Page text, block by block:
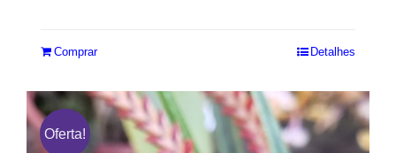
Comprar Detalhes
Oferta!